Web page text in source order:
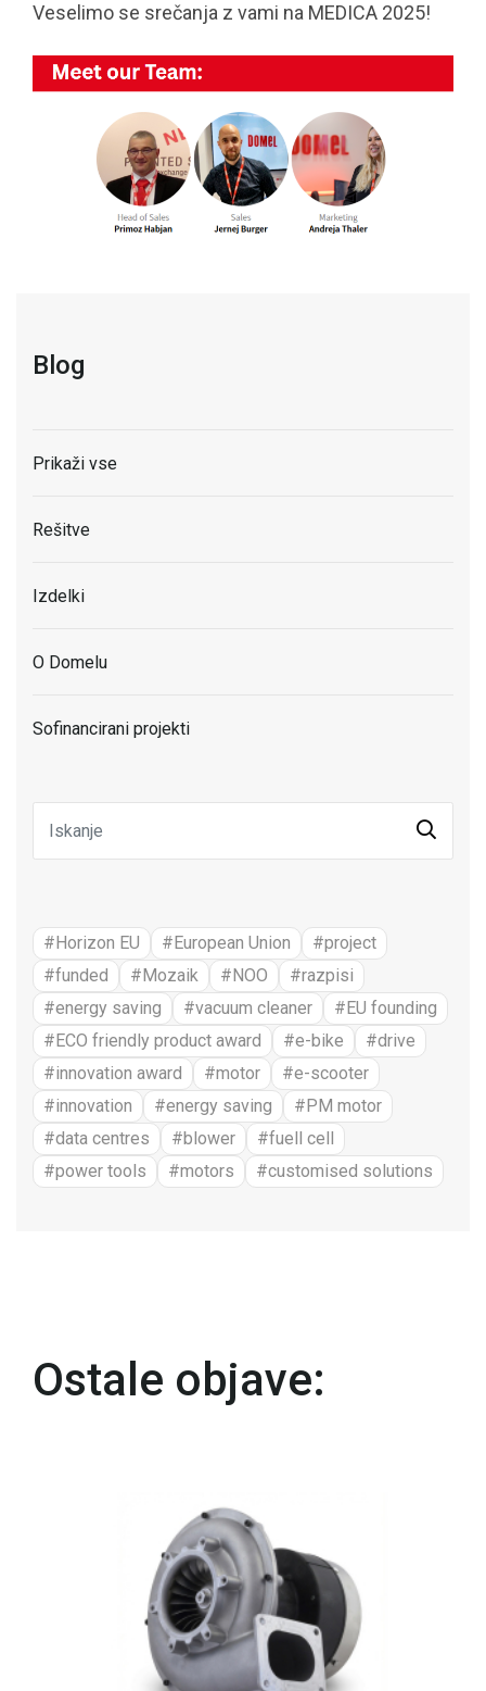
Veselimo se srečanja z vami na MEDICA 2025!
Blog
Prikaži vse
Rešitve
Izdelki
O Domelu
Sofinancirani projekti
#Horizon EU #European Union
#project
#funded
#Mozaik #NOO
#razpisi
#energy saving
#vacuum cleaner
#EU founding
#ECO friendly product award
#e-bike
#drive
#innovation award
#motor
#e-scooter
#innovation
#energy saving
#PM motor
#data centres
#blower
#fuell cell
#power tools
#motors #customised solutions
Ostale objave: